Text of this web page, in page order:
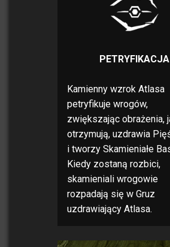
PETRYFIKACJA
Kamienny wzrok Atlasa
petryfikuje wrogów,
zwiększając obrażenia,
otrzymują, uzdrawia
i tworzy Skamieniałe
Kiedy zostaną rozbici,
skamieniali wrogowie
rozpadają się w Gruz
uzdrawiający Atlasa.